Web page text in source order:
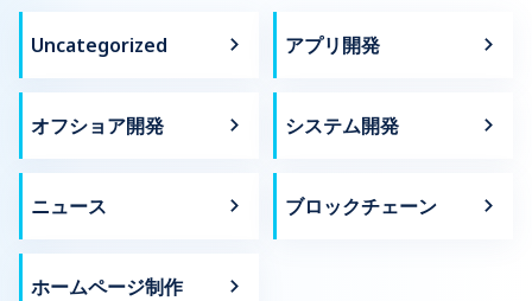
Uncategorized アプリ開発
オフショア開発 システム開発
ニュース ブロックチェーン
ホームページ制作